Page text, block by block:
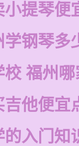
提琴便
学钢琴多
校 福州
他便宜
的入门知